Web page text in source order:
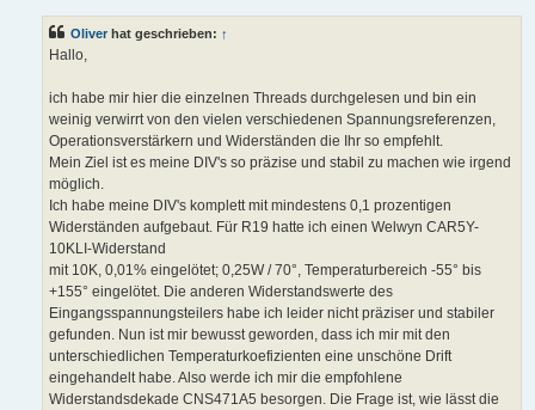
Oliver hat geschrieben: ↑
Hallo,
ich habe mir hier die einzelnen Threads durchgelesen und bin ein
weinig verwirrt von den vielen verschiedenen Spannungsreferenzen,
Operationsverstärkern und Widerständen die Ihr so empfehlt.
Mein Ziel ist es meine DIV's so präzise und stabil zu machen wie irgend
möglich.
Ich habe meine DIV's komplett mit mindestens 0,1 prozentigen
Widerständen aufgebaut. Für R19 hatte ich einen Welwyn CAR5Y-
10KLI-Widerstand
mit 10K, 0,01% eingelötet; 0,25W / 70°, Temperaturbereich -55° bis
+155° eingelötet. Die anderen Widerstandswerte des
Eingangsspannungsteilers habe ich leider nicht präziser und stabiler
gefunden. Nun ist mir bewusst geworden, dass ich mir mit den
unterschiedlichen Temperaturkoefizienten eine unschöne Drift
eingehandelt habe. Also werde ich mir die empfohlene
Widerstandsdekade CNS471A5 besorgen. Die Frage ist, wie lässt die